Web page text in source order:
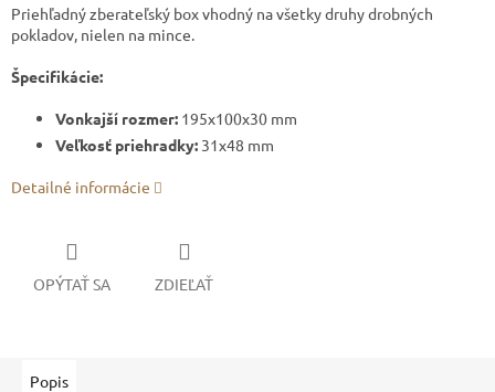
Priehľadný zberateľský box vhodný na všetky druhy drobných
pokladov, nielen na mince.
Špecifikácie:
Vonkajší rozmer: 195x100x30 mm
Veľkosť priehradky: 31x48 mm
Detailné informácie
OPÝTAŤ SA ZDIEĽAŤ
Popis